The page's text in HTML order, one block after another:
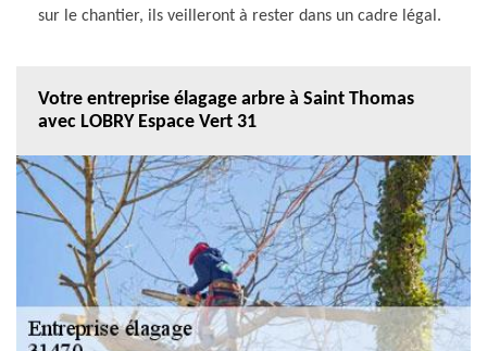
sur le chantier, ils veilleront à rester dans un cadre légal.
Votre entreprise élagage arbre à Saint Thomas
avec LOBRY Espace Vert 31